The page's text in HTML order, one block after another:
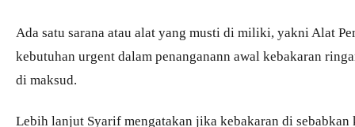
Ada satu sarana atau alat yang musti di miliki, yakni Alat
kebutuhan urgent dalam penanganann awal kebakaran
di maksud.
Lebih lanjut Syarif mengatakan jika kebakaran di